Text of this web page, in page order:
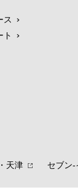
ス
ト
天津 セブン